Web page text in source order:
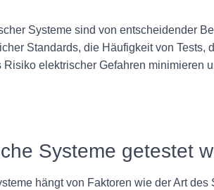
Systeme sind von entscheidender
Standards, die Häufigkeit von
elektrischer Gefahren minimieren
Systeme getestet
hängt von Faktoren wie der Art